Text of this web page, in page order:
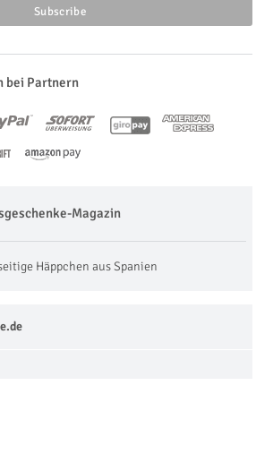
bei Partnern
Magazin
Häppchen aus Spanien